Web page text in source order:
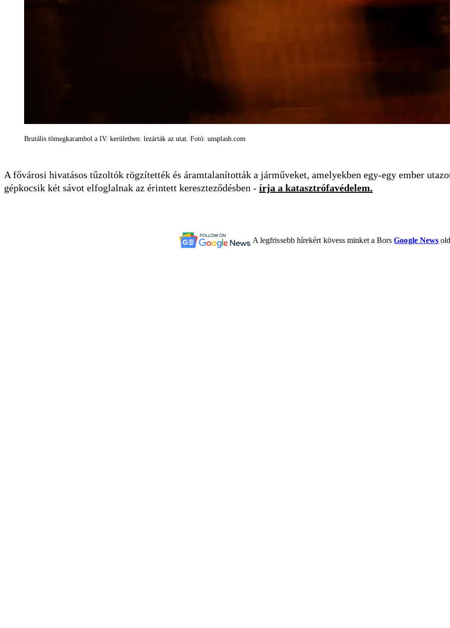
Brutális tömegkarambol a IV. kerületben: lezárták az utat. Fotó: unsplash.com
A fővárosi hivatásos tűzoltók rögzítették és áramtalanították a járműveket, amelyekben egy-egy ember
gépkocsik két sávot elfoglalnak az érintett kereszteződésben - írja a katasztrófavédelem.
A legfrissebb hírekért kövess minket a BorsGoogle News